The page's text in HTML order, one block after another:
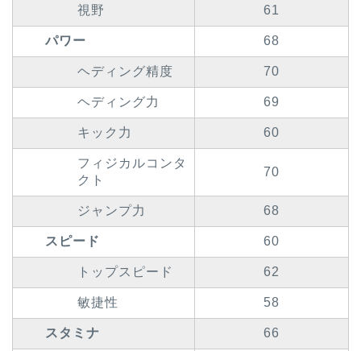
視野 61
パワー 68
ヘディング精度 70
ヘディング力 69
キック力 60
フィジカルコンタ
クト
70
ジャンプ力 68
スピード 60
トップスピード 62
敏捷性 58
スタミナ 66